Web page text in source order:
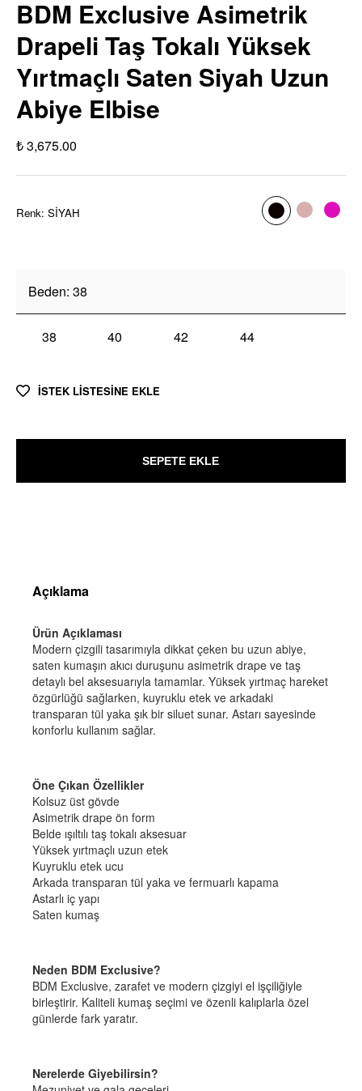
BDM Exclusive Asimetrik
Drapeli Taş Tokalı Yüksek
Yırtmaçlı Saten Siyah Uzun
Abiye Elbise
₺ 3,675.00
Renk: SİYAH
Beden: 38
38 40 42 44
İSTEK LİSTESİNE EKLE
SEPETE EKLE
Açıklama
Ürün Açıklaması
Modern çizgili tasarımıyla dikkat çeken bu uzun abiye,
saten kumaşın akıcı duruşunu asimetrik drape ve taş
detaylı bel aksesuarıyla tamamlar. Yüksek yırtmaç hareket
özgürlüğü sağlarken, kuyruklu etek ve arkadaki
transparan tül yaka şık bir siluet sunar. Astarı sayesinde
konforlu kullanım sağlar.
Öne Çıkan Özellikler
Kolsuz üst gövde
Asimetrik drape ön form
Belde ışıltılı taş tokalı aksesuar
Yüksek yırtmaçlı uzun etek
Kuyruklu etek ucu
Arkada transparan tül yaka ve fermuarlı kapama
Astarlı iç yapı
Saten kumaş
Neden BDM Exclusive?
BDM Exclusive, zarafet ve modern çizgiyi el işçiliğiyle
birleştirir. Kaliteli kumaş seçimi ve özenli kalıplarla özel
günlerde fark yaratır.
Nerelerde Giyebilirsin?